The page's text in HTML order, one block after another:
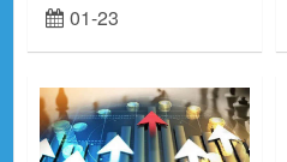
作，上线抖音电商“云品乐购”专
区，助力云南好物热销全国，加
01-23